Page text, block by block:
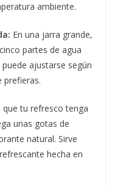
ambiente.
En una jarra grande,
partes de agua
ajustarse según
prefieras.
que tu refresco tenga
unas gotas de
natural. Sirve
hecha en